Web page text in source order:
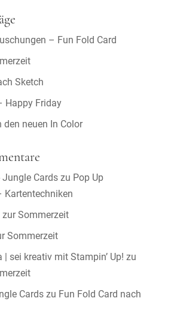
– Fun Fold Card
Sketch
Happy Friday
den neuen In Color
Cardszu Pop Up
Kartentechniken
zur Sommerzeit
Sommerzeit
sei kreativ mit Stampin’ Up! zu
Cardszu Fun Fold Card nach